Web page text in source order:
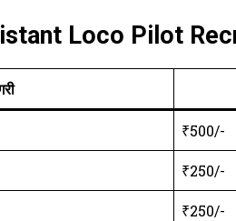
Loco Pilot
₹500/-
₹250/-
₹250/-